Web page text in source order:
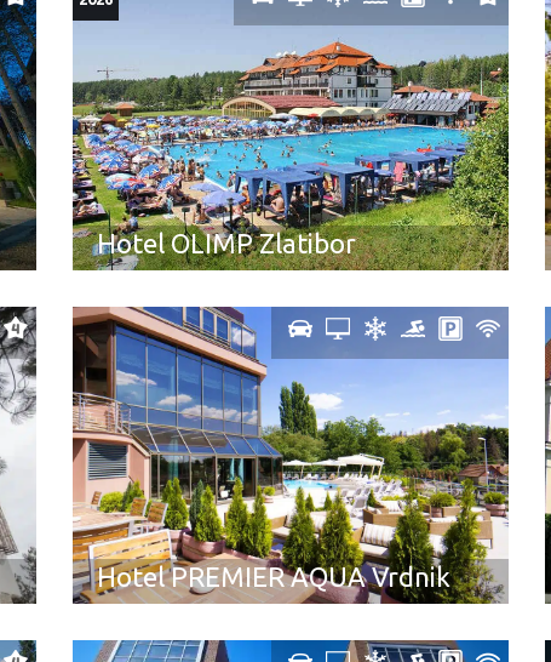
Hotel OLIMP Zlatibor
Hotel PREMIER AQUA Vrdnik